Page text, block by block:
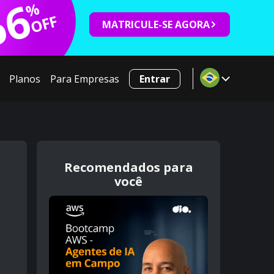
%
OFF MATRICULE-SE AGORA
Planos Para Empresas Entrar
Recomendados para
você